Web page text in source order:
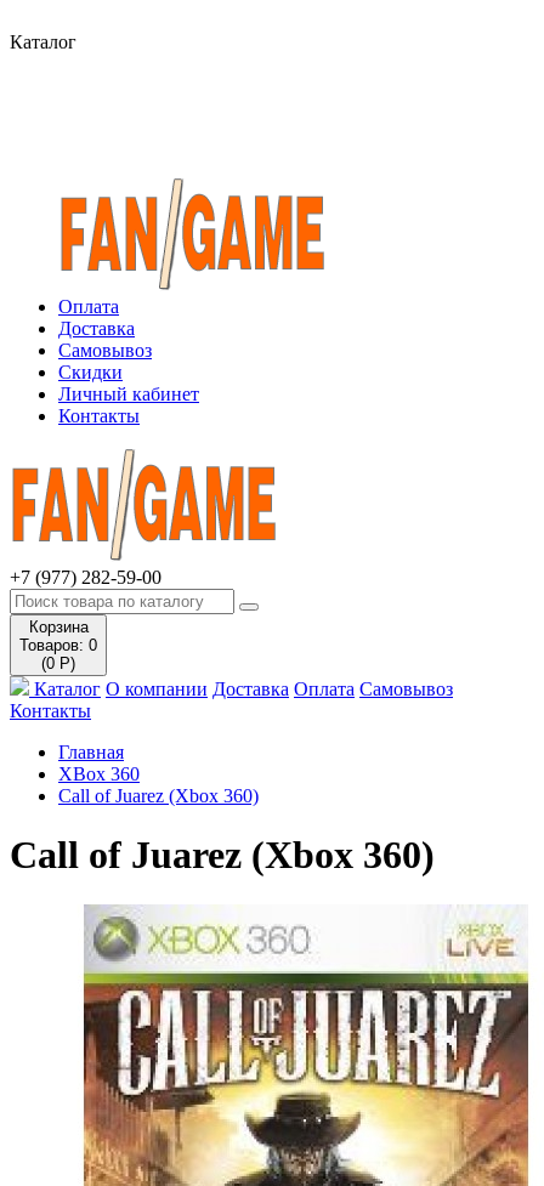
Каталог
Оплата
Доставка
Самовывоз
Скидки
Личный кабинет
Контакты
+7 (977) 282-59-00
Корзина
Товаров: 0
(0 Р)
Каталог О компании Доставка Оплата Самовывоз
Контакты
Главная
XBox 360
Call of Juarez (Xbox 360)
Call of Juarez (Xbox 360)